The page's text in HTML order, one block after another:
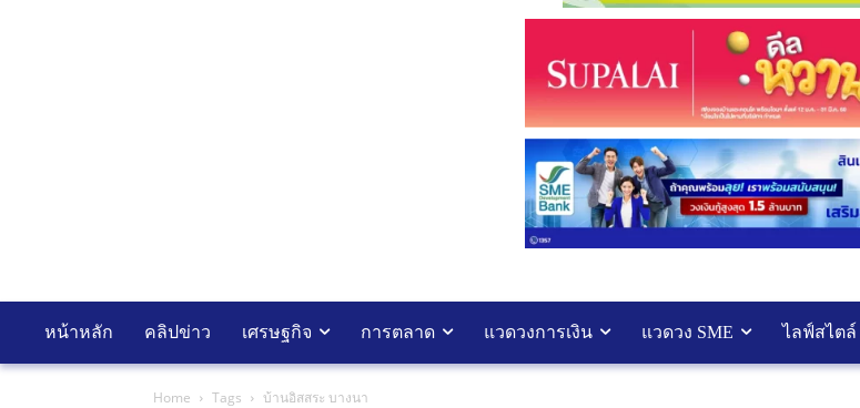
หน้าหลัก คลิปข่าว เศรษฐกิจ การตลาด แวดวงการเงิน แวดวง SME ไลฟ์สไตล์
Home Tags บ้านอิสสระ บางนา